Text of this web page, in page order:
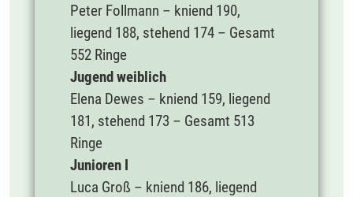
Peter Follmann – kniend 190,
liegend 188, stehend 174 – Gesamt
552 Ringe
Jugend weiblich
Elena Dewes – kniend 159, liegend
181, stehend 173 – Gesamt 513
Ringe
Junioren I
Luca Groß – kniend 186, liegend